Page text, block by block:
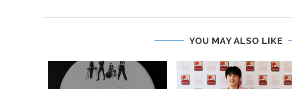
YOU MAY ALSO LIKE